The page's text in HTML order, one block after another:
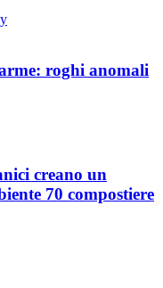
roghi anomali
creano un
70 compostiere